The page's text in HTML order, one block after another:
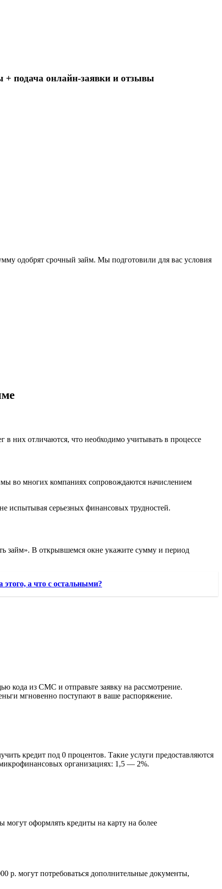
подача онлайн-заявки и отзывы
одобрят срочный займ. Мы подготовили для вас условия
них отличаются, что необходимо учитывать в процессе
во многих компаниях сопровождаются начислением
испытывая серьезных финансовых трудностей.
займ». В открывшемся окне укажите сумму и период
а что с остальными?
кода из СМС и отправьте заявку на рассмотрение.
мгновенно поступают в ваше распоряжение.
кредит под 0 процентов. Такие услуги предоставляются
организациях: 1,5 — 2%.
оформлять кредиты на карту на более
р. могут потребоваться дополнительные документы,